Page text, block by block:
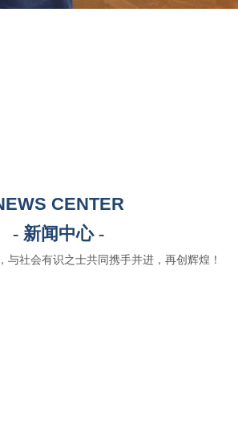
CENTER
- 新闻中心 -
与社会有识之士共同携手并进，再创辉煌！